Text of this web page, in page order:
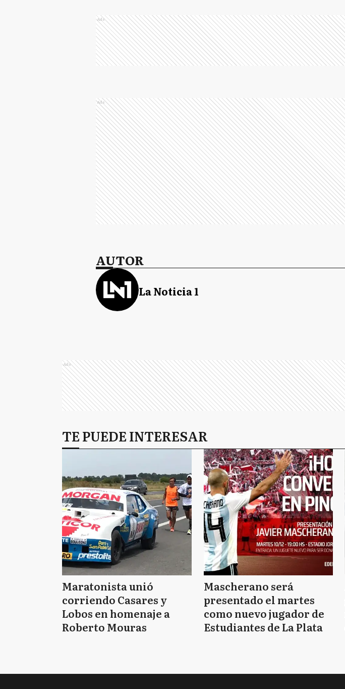
Ads
Ads
AUTOR
La Noticia 1
Ads
TE PUEDE INTERESAR
Maratonista unió
corriendo Casares y
Lobos en homenaje a
Roberto Mouras
Mascherano será
presentado el martes
como nuevo jugador de
Estudiantes de La Plata